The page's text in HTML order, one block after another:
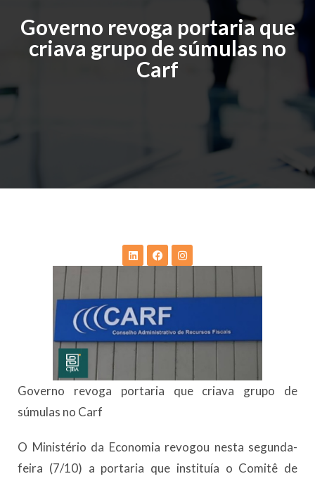
Governo revoga portaria que
criava grupo de súmulas no
Carf
Governo revoga portaria que criava grupo de
súmulas no Carf
O Ministério da Economia revogou nesta segunda-
feira (7/10) a portaria que instituía o Comitê de